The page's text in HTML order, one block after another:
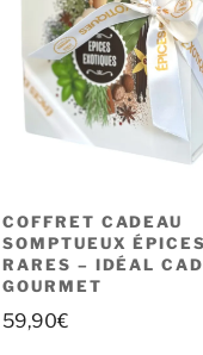
COFFRET CADEAU
SOMPTUEUX ÉPICES
RARES – IDÉAL
GOURMET
59,90€